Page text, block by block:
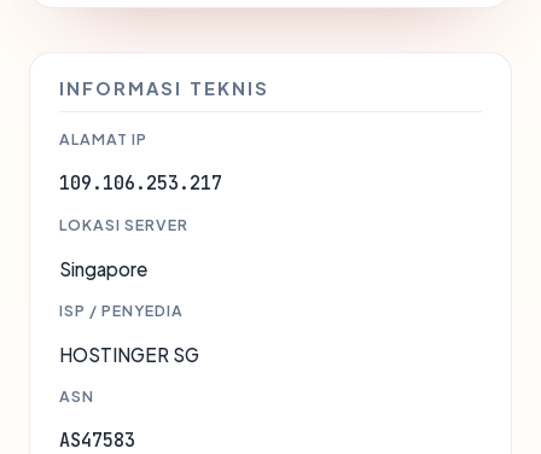
INFORMASI TEKNIS
ALAMAT IP
109.106.253.217
LOKASI SERVER
Singapore
ISP / PENYEDIA
HOSTINGER SG
ASN
AS47583